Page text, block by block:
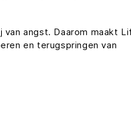
angst. Daarom maakt
en terugspringen van